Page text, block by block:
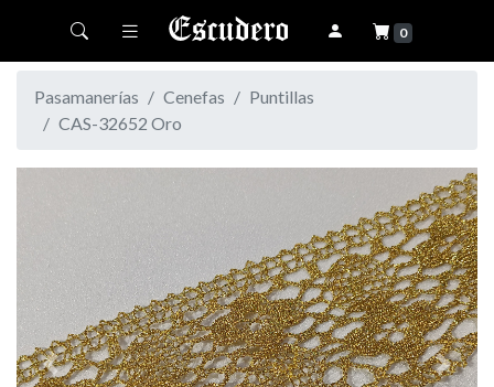
Toggle navigation 0
Pasamanerías Cenefas
Puntillas
CAS-32652 Oro
Previous Next